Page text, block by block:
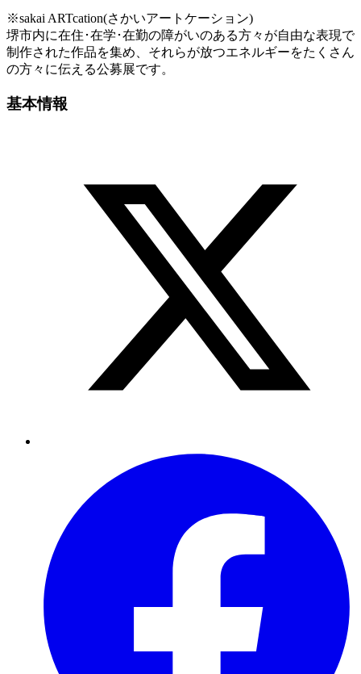
※sakai ARTcation(さかいアートケーション)
堺市内に在住･在学･在勤の障がいのある方々が自由な表現で
制作された作品を集め、それらが放つエネルギーをたくさん
の方々に伝える公募展です。
基本情報